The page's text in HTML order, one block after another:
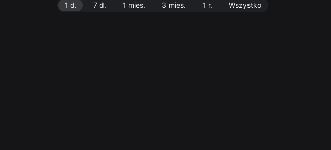
1 d. 7 d. 1 mies. 3 mies. 1 r. Wszystko